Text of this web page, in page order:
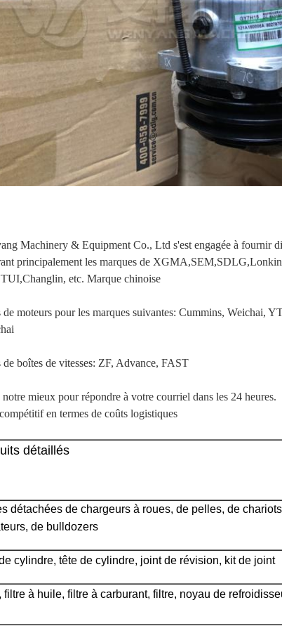
Machinery & Equipment Co., Ltd s'est engagée à fournir
principalement les marques de
etc. Marque chinoise
de moteurs pour les marques suivantes: Cummins, Weichai,
de boîtes de vitesses: ZF, Advance, FAST
mieux pour répondre à votre courriel dans les 24 heures.
en termes de coûts logistiques
détaillés
détachées de chargeurs à roues, de pelles, de chariots
de bulldozers
cylindre, tête de cylindre, joint de révision, kit de joint
filtre à huile, filtre à carburant, filtre, noyau de